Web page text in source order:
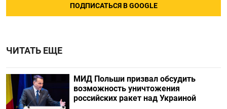
ПОДПИСАТЬСЯ В GOOGLE
ЧИТАТЬ ЕЩЕ
МИД Польши призвал обсудить
возможность уничтожения
российских ракет над Украиной